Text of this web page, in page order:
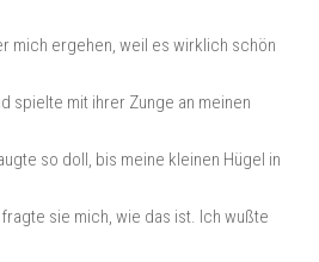
mich ergehen, weil es wirklich schön
spielte mit ihrer Zunge an meinen
so doll, bis meine kleinen Hügel in
sie mich, wie das ist. Ich wußte